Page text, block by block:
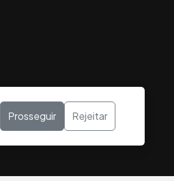
Prosseguir Rejeitar